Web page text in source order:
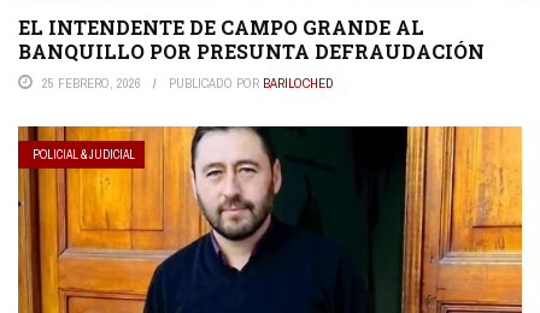
EL INTENDENTE DE CAMPO GRANDE AL
BANQUILLO POR PRESUNTA DEFRAUDACIÓN
25 FEBRERO, 2026 PUBLICADO POR BARILOCHED
POLICIAL & JUDICIAL